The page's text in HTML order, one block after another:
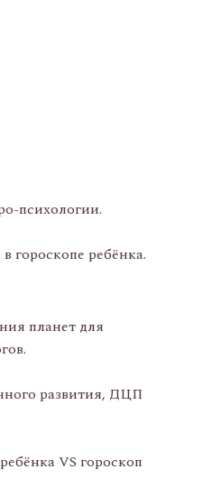
психологии.
гороскопе ребёнка.
планет для
развития, ДЦП
VS гороскоп